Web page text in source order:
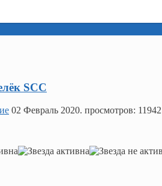
SCC
02 Февраль 2020. просмотров: 11942